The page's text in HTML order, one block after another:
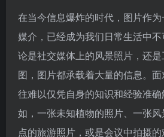
在当今信息爆炸的时代，图片作
媒介，已经成为我们日常生活中
论是社交媒体上的风景照片，还
图，图片都承载着大量的信息。
往难以仅凭自身的知识和经验准
如，一张未知植物的照片、一张
点的旅游照片，或是会议中拍摄